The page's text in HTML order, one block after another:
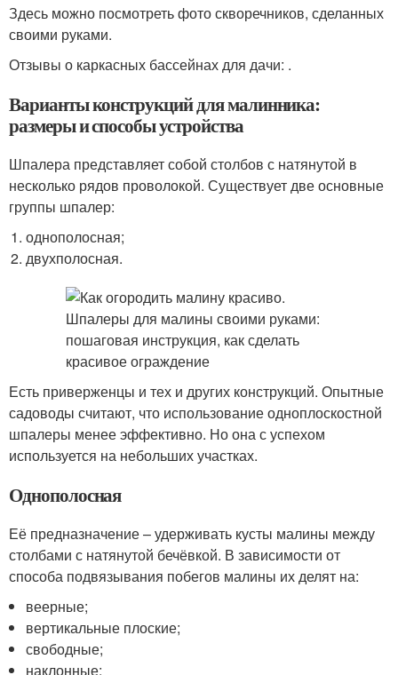
Здесь можно посмотреть фото скворечников, сделанных
своими руками.
Отзывы о каркасных бассейнах для дачи: .
Варианты конструкций для малинника:
размеры и способы устройства
Шпалера представляет собой столбов с натянутой в
несколько рядов проволокой. Существует две основные
группы шпалер:
однополосная;
двухполосная.
Есть приверженцы и тех и других конструкций. Опытные
садоводы считают, что использование одноплоскостной
шпалеры менее эффективно. Но она с успехом
используется на небольших участках.
Однополосная
Её предназначение – удерживать кусты малины между
столбами с натянутой бечёвкой. В зависимости от
способа подвязывания побегов малины их делят на:
веерные;
вертикальные плоские;
свободные;
наклонные;